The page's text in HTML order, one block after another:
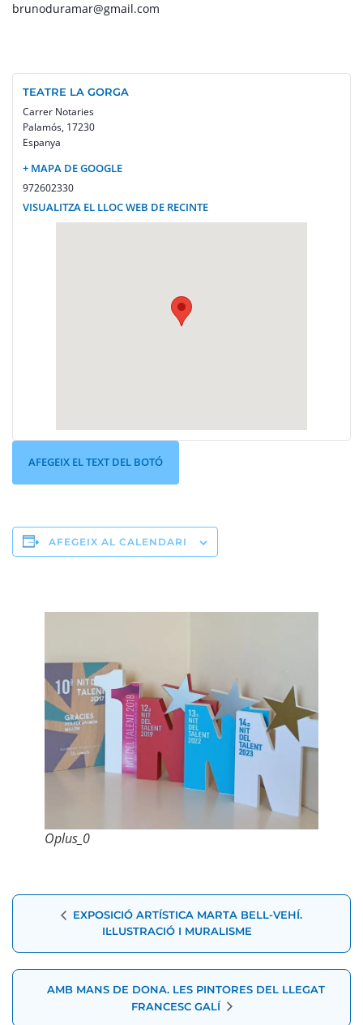
brunoduramar@gmail.com
TEATRE LA GORGA
Carrer Notaries
Palamós, 17230
Espanya
+ MAPA DE GOOGLE
972602330
VISUALITZA EL LLOC WEB DE RECINTE
AFEGEIX EL TEXT DEL BOTÓ
AFEGEIX AL CALENDARI
Oplus_0
Navegació
d'Esdeveniment
EXPOSICIÓ ARTÍSTICA MARTA BELL-VEHÍ.
IL·LUSTRACIÓ I MURALISME
AMB MANS DE DONA. LES PINTORES DEL LLEGAT
FRANCESC GALÍ